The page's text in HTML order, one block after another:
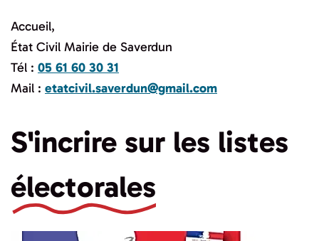
Accueil,
État Civil Mairie de Saverdun
Tél : 05 61 60 30 31
Mail : etatcivil.saverdun@gmail.com
S'incrire sur les listes
électorales